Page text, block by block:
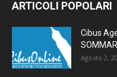
ARTICOLI POPOLARI
Cibus
Agosto 2,